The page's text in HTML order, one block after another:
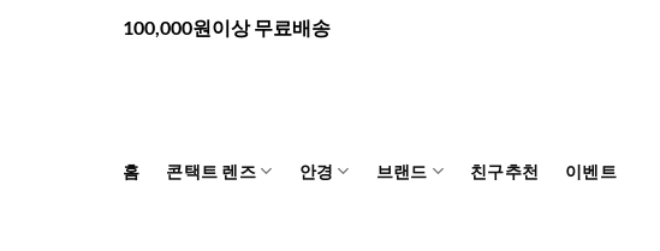
100,000원이상 무료배송
홈 콘택트 렌즈 안경 브랜드 친구추천 이벤트